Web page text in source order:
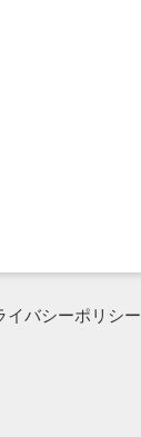
イバシーポリシー